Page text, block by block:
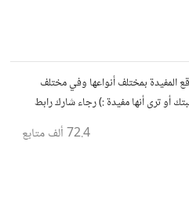
المفيدة بمختلف أنواعها وفي مختلف
أو ترى أنها مفيدة :) رجاء شارك رابط
72.4 ألف متابع